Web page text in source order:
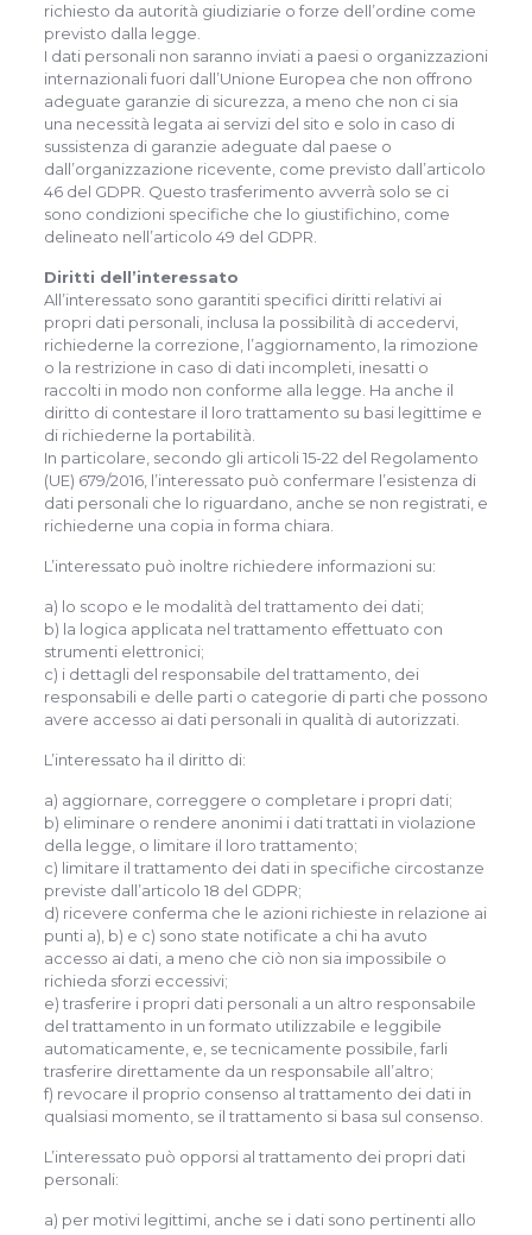
richiesto da autorità giudiziarie o forze dell’ordine come
previsto dalla legge.
I dati personali non saranno inviati a paesi o organizzazioni
internazionali fuori dall’Unione Europea che non offrono
adeguate garanzie di sicurezza, a meno che non ci sia
una necessità legata ai servizi del sito e solo in caso di
sussistenza di garanzie adeguate dal paese o
dall’organizzazione ricevente, come previsto dall’articolo
46 del GDPR. Questo trasferimento avverrà solo se ci
sono condizioni specifiche che lo giustifichino, come
delineato nell’articolo 49 del GDPR.
Diritti dell’interessato
All’interessato sono garantiti specifici diritti relativi ai
propri dati personali, inclusa la possibilità di accedervi,
richiederne la correzione, l’aggiornamento, la rimozione
o la restrizione in caso di dati incompleti, inesatti o
raccolti in modo non conforme alla legge. Ha anche il
diritto di contestare il loro trattamento su basi legittime e
di richiederne la portabilità.
In particolare, secondo gli articoli 15-22 del Regolamento
(UE) 679/2016, l’interessato può confermare l’esistenza di
dati personali che lo riguardano, anche se non registrati, e
richiederne una copia in forma chiara.
L’interessato può inoltre richiedere informazioni su:
a) lo scopo e le modalità del trattamento dei dati;
b) la logica applicata nel trattamento effettuato con
strumenti elettronici;
c) i dettagli del responsabile del trattamento, dei
responsabili e delle parti o categorie di parti che possono
avere accesso ai dati personali in qualità di autorizzati.
L’interessato ha il diritto di:
a) aggiornare, correggere o completare i propri dati;
b) eliminare o rendere anonimi i dati trattati in violazione
della legge, o limitare il loro trattamento;
c) limitare il trattamento dei dati in specifiche circostanze
previste dall’articolo 18 del GDPR;
d) ricevere conferma che le azioni richieste in relazione ai
punti a), b) e c) sono state notificate a chi ha avuto
accesso ai dati, a meno che ciò non sia impossibile o
richieda sforzi eccessivi;
e) trasferire i propri dati personali a un altro responsabile
del trattamento in un formato utilizzabile e leggibile
automaticamente, e, se tecnicamente possibile, farli
trasferire direttamente da un responsabile all’altro;
f) revocare il proprio consenso al trattamento dei dati in
qualsiasi momento, se il trattamento si basa sul consenso.
L’interessato può opporsi al trattamento dei propri dati
personali:
a) per motivi legittimi, anche se i dati sono pertinenti allo